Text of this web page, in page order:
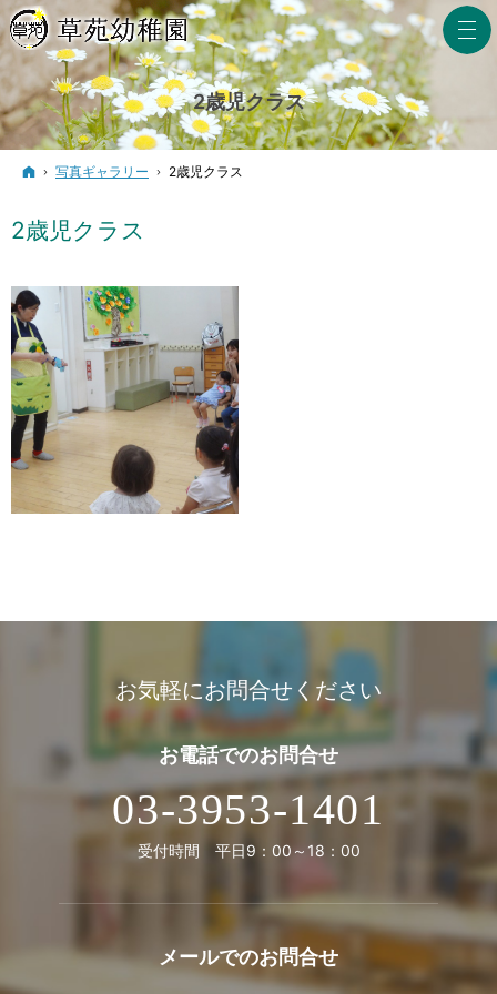
2歳児クラス
ホーム
写真ギャラリー 2歳児クラス
2歳児クラス
お気軽にお問合せください
お電話でのお問合せ
03-3953-1401
受付時間 平日9：00～18：00
メールでのお問合せ